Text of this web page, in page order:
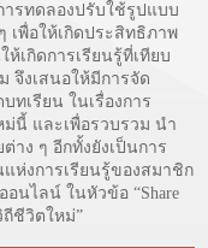
ารทดลองปรับใช้รูปแบบ
เพื่อให้เกิดประสิทธิภาพ
เกิดการเรียนรู้ที่เทียบ
จึงเสนอให้มีการจัด
ทเรียน ในเรื่องการ
นี้ และเพื่อรวบรวม นำ
าง ๆ อีกทั้งยังเป็นการ
ห่งการเรียนรู้ของสมาชิก
นไลน์ ในหัวข้อ “Share
ถีชีวิตใหม่”